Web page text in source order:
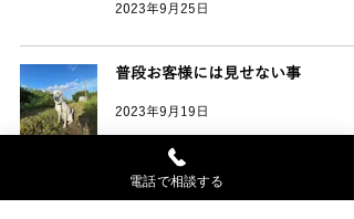
2023年9月25日
普段お客様には見せない事
2023年9月19日
WixVelo事例 物件情報から問い合
電話で相談する